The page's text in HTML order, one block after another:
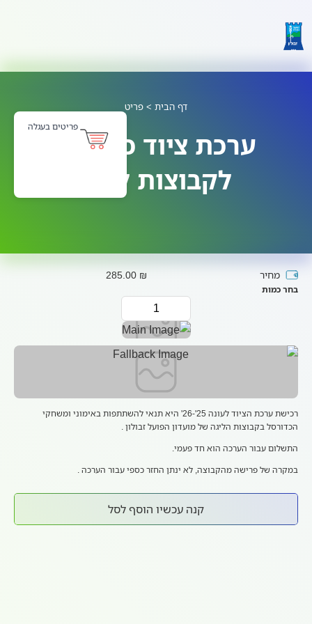
דף הבית > פריט
ערכת ציוד כדורסל
לקבוצות ליגה
מחיר ₪ 285.00
בחר כמות
פריטים בעגלה
רכישת ערכת הציוד לעונה 25'-26' היא תנאי להשתתפות באימוני ומשחקי
הכדורסל בקבוצות הליגה של מועדון הפועל זבולון .
התשלום עבור הערכה הוא חד פעמי.
במקרה של פרישה מהקבוצה, לא ינתן החזר כספי עבור הערכה .
קנה עכשיו הוסף לסל